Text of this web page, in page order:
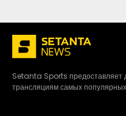
Setanta Sports предоставляет
трансляциям самых